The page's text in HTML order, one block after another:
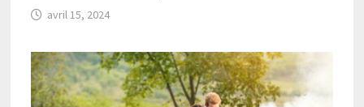
avril 15, 2024